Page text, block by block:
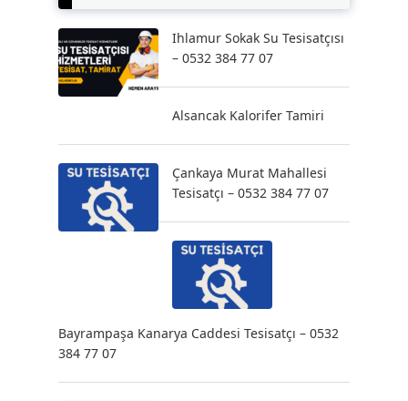
Ihlamur Sokak Su Tesisatçısı
– 0532 384 77 07
Alsancak Kalorifer Tamiri
Çankaya Murat Mahallesi
Tesisatçı – 0532 384 77 07
Bayrampaşa Kanarya Caddesi Tesisatçı – 0532
384 77 07